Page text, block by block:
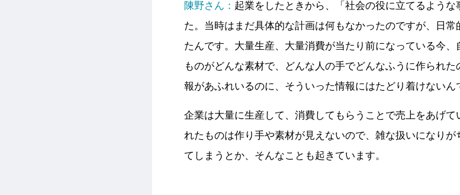
陳野さん： 起業をしたときから、「社会の役に立てるよう
た。当時はまだ具体的な計画は何もなかったのですが、日
たんです。大量生産、大量消費が当たり前になっている今
ものがどんな素材で、どんな人の手でどんなふうに作られ
報があふれいるのに、そういった情報にはたどり着けないん
企業は大量に生産して、消費してもらうことで売上をあげ
れたものは作り手や素材が見えないので、雑な扱いになり
てしまうとか、そんなことも起きています。